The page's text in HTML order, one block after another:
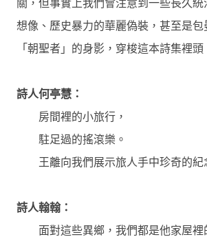
關，但事實上我們會注意到一些長久
想像、歷史暴力的華麗偽裝，甚至是
「朝聖者」的身影，穿梭這本詩集裡頭
詩人何亭慧：
房間裡的小旅行，
駐足過的搖滾樂。
王離向我們展示旅人手中珍奇的紀
詩人翰翰：
面對這些異鄉，我們都是他家屋裡